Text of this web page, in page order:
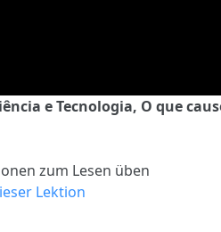
e Tecnologia, O que
zum Lesen üben
Lektion